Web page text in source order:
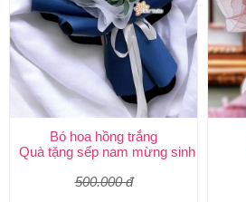
Bó hoa hồng trắng
Quà tặng sếp nam mừng sinh nhật
500.000 đ